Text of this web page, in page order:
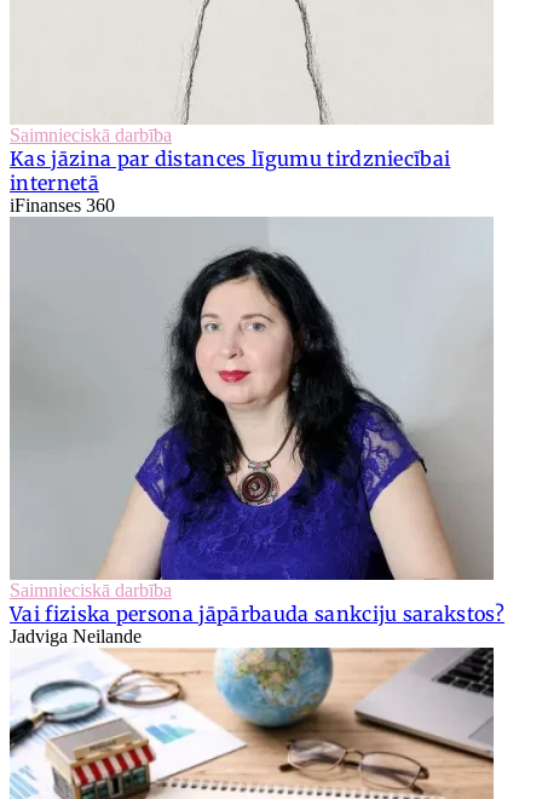
Saimnieciskā darbība
Kas jāzina par distances līgumu tirdzniecībai
internetā
iFinanses 360
Saimnieciskā darbība
Vai fiziska persona jāpārbauda sankciju sarakstos?
Jadviga Neilande